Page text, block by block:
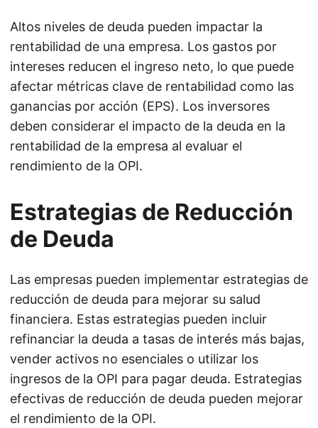
Altos niveles de deuda pueden impactar la
rentabilidad de una empresa. Los gastos por
intereses reducen el ingreso neto, lo que puede
afectar métricas clave de rentabilidad como las
ganancias por acción (EPS). Los inversores
deben considerar el impacto de la deuda en la
rentabilidad de la empresa al evaluar el
rendimiento de la OPI.
Estrategias de Reducción
de Deuda
Las empresas pueden implementar estrategias de
reducción de deuda para mejorar su salud
financiera. Estas estrategias pueden incluir
refinanciar la deuda a tasas de interés más bajas,
vender activos no esenciales o utilizar los
ingresos de la OPI para pagar deuda. Estrategias
efectivas de reducción de deuda pueden mejorar
el rendimiento de la OPI.